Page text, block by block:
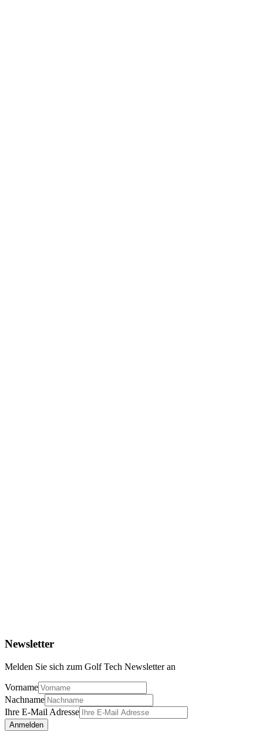
Newsletter
Melden Sie sich zum Golf Tech Newsletter an
Vorname
Nachname
Ihre E-Mail Adresse
Anmelden